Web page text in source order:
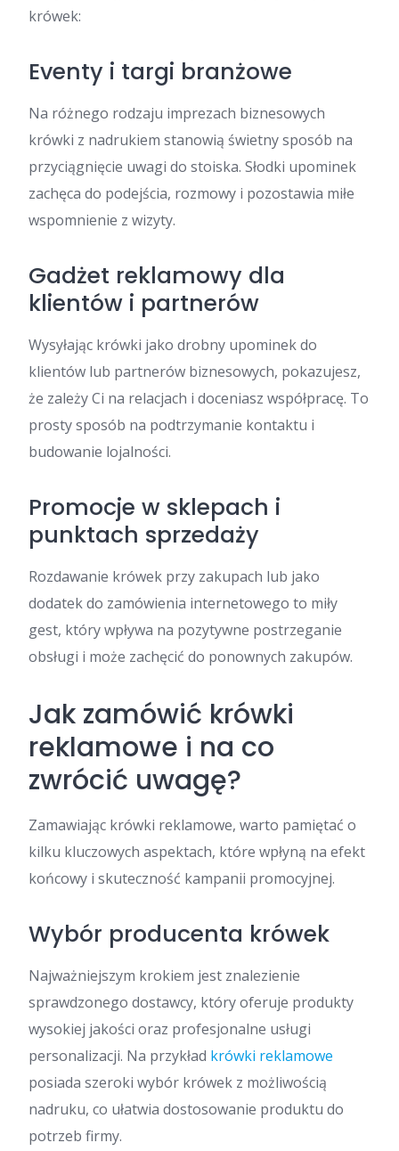
krówek:
Eventy i targi branżowe
Na różnego rodzaju imprezach biznesowych
krówki z nadrukiem stanowią świetny sposób na
przyciągnięcie uwagi do stoiska. Słodki upominek
zachęca do podejścia, rozmowy i pozostawia miłe
wspomnienie z wizyty.
Gadżet reklamowy dla
klientów i partnerów
Wysyłając krówki jako drobny upominek do
klientów lub partnerów biznesowych, pokazujesz,
że zależy Ci na relacjach i doceniasz współpracę. To
prosty sposób na podtrzymanie kontaktu i
budowanie lojalności.
Promocje w sklepach i
punktach sprzedaży
Rozdawanie krówek przy zakupach lub jako
dodatek do zamówienia internetowego to miły
gest, który wpływa na pozytywne postrzeganie
obsługi i może zachęcić do ponownych zakupów.
Jak zamówić krówki
reklamowe i na co
zwrócić uwagę?
Zamawiając krówki reklamowe, warto pamiętać o
kilku kluczowych aspektach, które wpłyną na efekt
końcowy i skuteczność kampanii promocyjnej.
Wybór producenta krówek
Najważniejszym krokiem jest znalezienie
sprawdzonego dostawcy, który oferuje produkty
wysokiej jakości oraz profesjonalne usługi
personalizacji. Na przykład krówki reklamowe
posiada szeroki wybór krówek z możliwością
nadruku, co ułatwia dostosowanie produktu do
potrzeb firmy.